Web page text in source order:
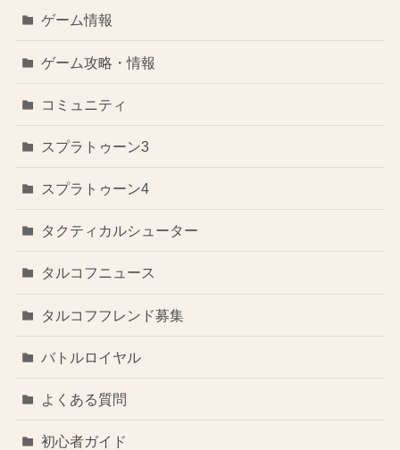
ゲーム情報
ゲーム攻略・情報
コミュニティ
スプラトゥーン3
スプラトゥーン4
タクティカルシューター
タルコフニュース
タルコフフレンド募集
バトルロイヤル
よくある質問
初心者ガイド